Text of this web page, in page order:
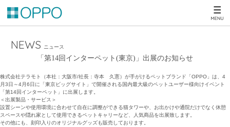
NEWS ニュース
「第14回インターペット(東京)」出展のお知らせ
株式会社テラモト（本社：大阪市/社長：寺本 久憲）が手がけるペットブランド「OPPO」は、4
月3日～4月6日に「東京ビッグサイト」で開催される国内最大級のペットユーザー様向けイベント
「第14回インターペット」に出展します。
＜出展製品・サービス＞
設置シーンや使用環境に合わせて自在に調整ができる猫タワーや、お出かけや通院だけでなく休憩
スペースや隠れ家として使用できるペットキャリーなど、人気商品を出展致します。
その他にも、刻印入りのオリジナルグッズも販売しております。